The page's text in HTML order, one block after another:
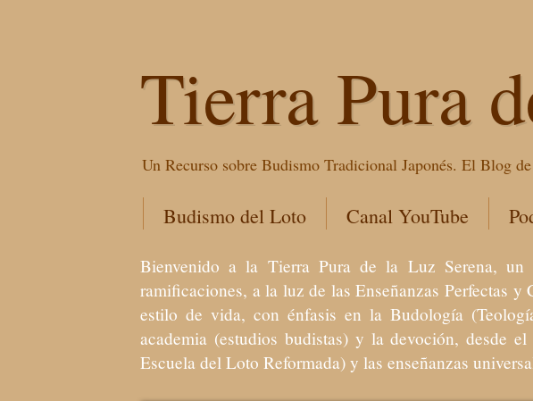
Tierra Pura
Un Recurso sobre Budismo Tradicional Japonés. El Blog
Budismo del Loto Canal YouTube
Bienvenido a la Tierra Pura de la Luz Serena,
ramificaciones, a la luz de las Enseñanzas Perfectas
estilo de vida, con énfasis en la Budología
academia (estudios budistas) y la devoción, desde
Escuela del Loto Reformada) y las enseñanzas